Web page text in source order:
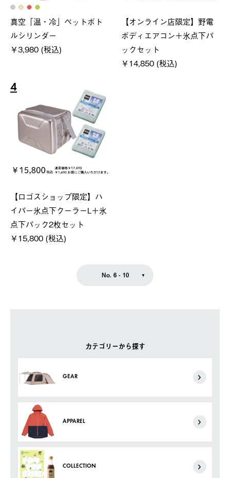
カテゴリーから探す
GEAR
APPAREL
COLLECTION
真空「温・冷」ペットボト
ルシリンダー
￥3,980 (税込)
【オンライン店限定】野電
ボディエアコン＋氷点下パ
ックセット
￥14,850 (税込)
4
【ロゴスショップ限定】ハ
イパー氷点下クーラーL＋氷
点下パック2枚セット
￥15,800 (税込)
No. 6 - 10